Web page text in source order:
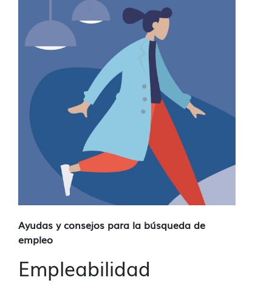
Ayudas y consejos para la búsqueda de
empleo
Empleabilidad